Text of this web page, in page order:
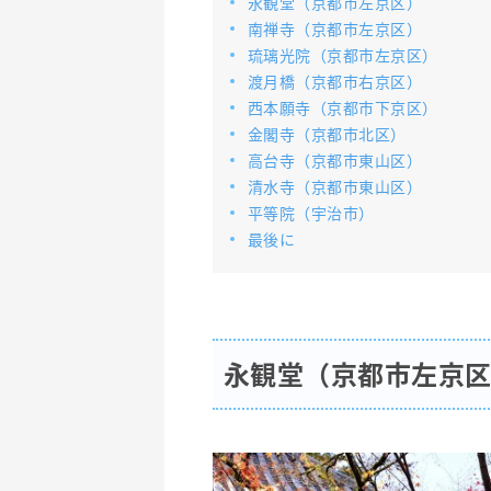
南禅寺（京都市左京区）
琉璃光院（京都市左京区）
渡月橋（京都市右京区）
西本願寺（京都市下京区）
金閣寺（京都市北区）
高台寺（京都市東山区）
清水寺（京都市東山区）
平等院（宇治市）
最後に
永観堂（京都市左京